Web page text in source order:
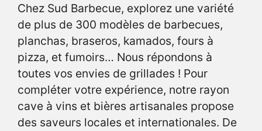
Chez Sud Barbecue, explorez une variété
de plus de 300 modèles de barbecues,
planchas, braseros, kamados, fours à
pizza, et fumoirs… Nous répondons à
toutes vos envies de grillades ! Pour
compléter votre expérience, notre rayon
cave à vins et bières artisanales propose
des saveurs locales et internationales. De